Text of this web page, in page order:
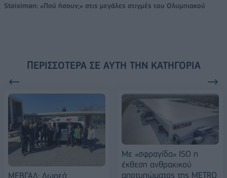
Stoiximan: «Πού ήσουν;» στις μεγάλες στιγμές του Ολυμπιακού
ΠΕΡΙΣΣΌΤΕΡΑ ΣΕ ΑΥΤΉ ΤΗΝ ΚΑΤΗΓΟΡΊΑ
ΜΕΒΓΑΛ: Δωρεά
Με «σφραγίδα» ISO η
έκθεση ανθρακικού
αποτυπώματος της MΕTRO